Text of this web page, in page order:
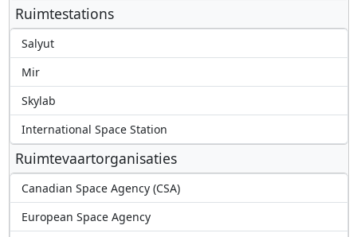
Ruimtestations
Salyut
Mir
Skylab
International Space Station
Ruimtevaartorganisaties
Canadian Space Agency (CSA)
European Space Agency